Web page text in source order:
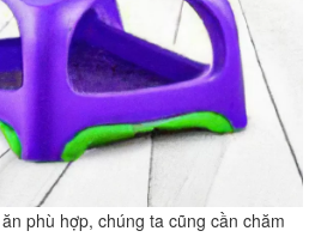
phù hợp, chúng ta cũng cần chăm